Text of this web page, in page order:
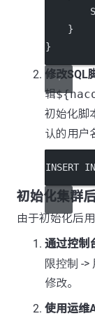
    }
}
修改SQL
辑
初始化脚
认的用户
INSERT
初始化集群
由于初始化后
通过控制
限控制 ->
修改。
使用运维